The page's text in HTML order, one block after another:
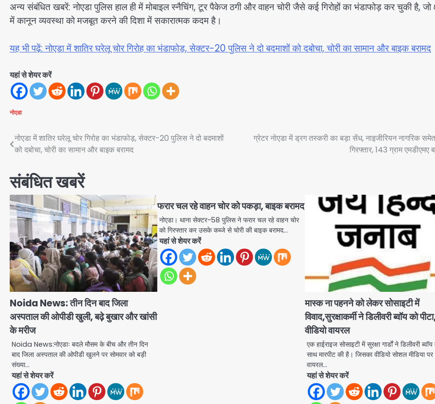
अन्य संबंधित खबरें: नोएडा पुलिस हाल ही में मोबाइल स्नैचिंग, टूर पैकेज ठगी और वाहन चोरी जैसे कई गिरोहों का भंडाफोड़ कर चुकी है, जो
में कानून व्यवस्था को मजबूत करने की दिशा में सकारात्मक कदम है।
यह भी पढ़ें: नोएडा में शातिर घरेलू चोर गिरोह का भंडाफोड़, सेक्टर-20 पुलिस ने दो बदमाशों को दबोचा, चोरी का सामान और बाइक बरामद
यहां से शेयर करें
नोएडा
Post
navigation
नोएडा में शातिर घरेलू चोर गिरोह का भंडाफोड़, सेक्टर-20 पुलिस ने दो बदमाशों
को दबोचा, चोरी का सामान और बाइक बरामद
ग्रेटर नोएडा में ड्रग तस्करी का बड़ा सेंध, नाइजीरियन नागरिक
गिरफ्तार, 143 ग्राम एमडीएमए
संबंधित खबरें
Noida News: तीन दिन बाद जिला
अस्पताल की ओपीडी खुली, बढ़े बुखार और खांसी
के मरीज
Noida News:नोएडाः बदले मौसम के बीच और तीन दिन
बाद जिला अस्पताल की ओपीडी खुलने पर सोमवार को बड़ी
संख्या…
यहां से शेयर करें
फरार चल रहे वाहन चोर को पकड़ा, बाइक बरामद
नोएडा। थाना सेक्टर-58 पुलिस ने फरार चल रहे वाहन चोर
को गिरफ्तार कर उसके कब्जे से चोरी की बाइक बरामद…
यहां से शेयर करें
मास्क ना पहनने को लेकर सोसाइटी में
विवाद,सुरक्षाकर्मी ने डिलीवरी ब्वॉय को
वीडियो वायरल
एक हाईराइज सोसाइटी में सुरक्षा गार्डों ने डिलीवरी
साथ मारपीट की है। जिसका वीडियो सोशल मीडिया पर
वायरल…
यहां से शेयर करें